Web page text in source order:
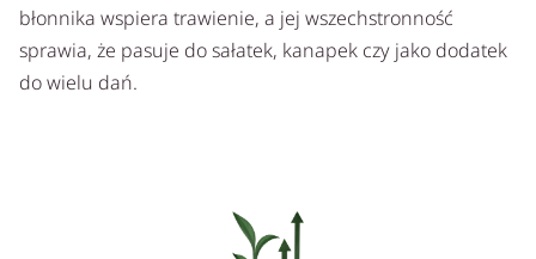
błonnika wspiera trawienie, a jej wszechstronność
sprawia, że pasuje do sałatek, kanapek czy jako dodatek
do wielu dań.